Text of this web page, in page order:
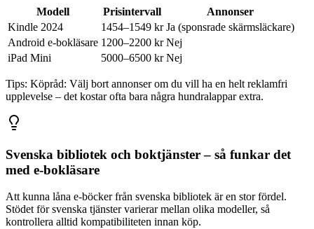
Modell Prisintervall
Annonser
Kindle 2024
1454–1549 kr Ja (sponsrade skärmsläckare)
Android e-bokläsare 1200–2200 kr Nej
iPad Mini
5000–6500 kr Nej
Tips: Köpråd: Välj bort annonser om du vill ha en helt reklamfri
upplevelse – det kostar ofta bara några hundralappar extra.
Svenska bibliotek och boktjänster – så funkar det
med e-bokläsare
Att kunna låna e-böcker från svenska bibliotek är en stor fördel.
Stödet för svenska tjänster varierar mellan olika modeller, så
kontrollera alltid kompatibiliteten innan köp.